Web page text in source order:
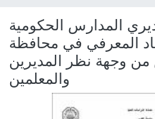
المدارس الحكومية
المعرفي في محافظة
وجهة نظر المديرين
والمعلمين